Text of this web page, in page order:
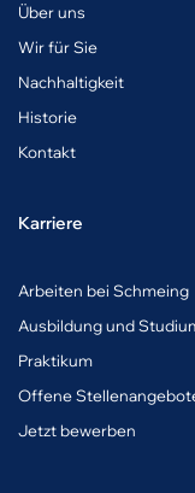
Über uns
Wir für Sie
Nachhaltigkeit
Historie
Kontakt
Karriere
Arbeiten bei Schmeing
Ausbildung und
Praktikum
Offene
Jetzt bewerben